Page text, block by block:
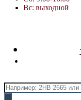
Вс: выходной
Поиск
товаров